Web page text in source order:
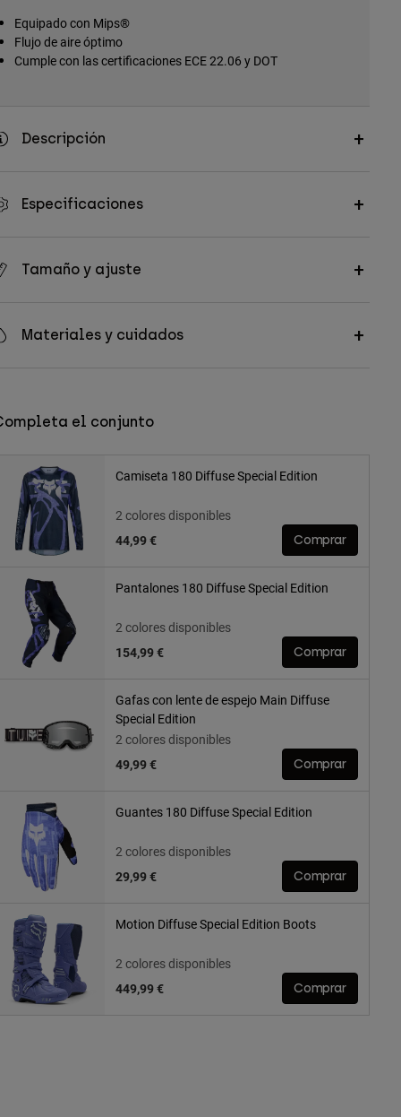
Equipado con Mips®
Flujo de aire óptimo
Cumple con las certificaciones ECE 22.06 y DOT
Descripción
Especificaciones
Tamaño y ajuste
Materiales y cuidados
el conjunto
Camiseta 180 Diffuse Special Edition
2 colores disponibles
44,99 €
Comprar
Pantalones 180 Diffuse Special Edition
2 colores disponibles
154,99 €
Comprar
Gafas con lente de espejo Main Diffuse
Special Edition
2 colores disponibles
49,99 €
Comprar
Guantes 180 Diffuse Special Edition
2 colores disponibles
29,99 €
Comprar
Motion Diffuse Special Edition Boots
2 colores disponibles
449,99 €
Comprar